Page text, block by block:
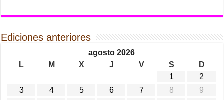
Ediciones anteriores
agosto 2026
L
M X J V S
D
1
2
3
4 5 6 7 8
9